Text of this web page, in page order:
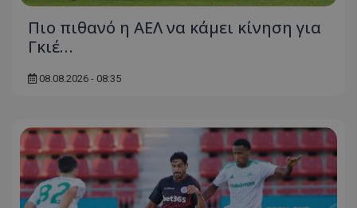
Πιο πιθανό η ΑΕΛ να κάμει κίνηση για
Γκιέ…
08.08.2026 - 08:35